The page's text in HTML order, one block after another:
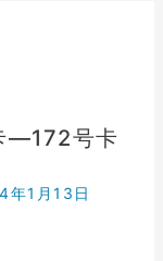
—172号卡
年1月13日